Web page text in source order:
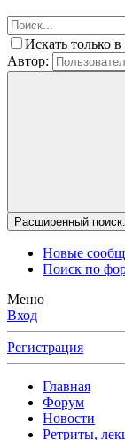
Искать только в
Автор:
Расширенный
Новые
Поиск по
Меню
Вход
Регистрация
Главная
Форум
Новости
Ретриты,